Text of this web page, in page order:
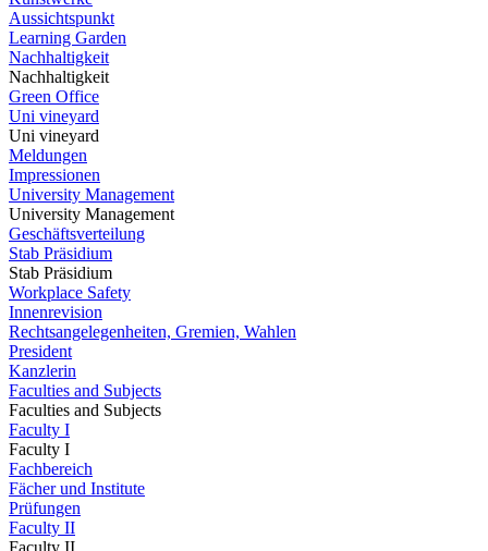
Aussichtspunkt
Learning Garden
Nachhaltigkeit
Nachhaltigkeit
Green Office
Uni vineyard
Uni vineyard
Meldungen
Impressionen
University Management
University Management
Geschäftsverteilung
Stab Präsidium
Stab Präsidium
Workplace Safety
Innenrevision
Rechtsangelegenheiten, Gremien, Wahlen
President
Kanzlerin
Faculties and Subjects
Faculties and Subjects
Faculty I
Faculty I
Fachbereich
Fächer und Institute
Prüfungen
Faculty II
Faculty II